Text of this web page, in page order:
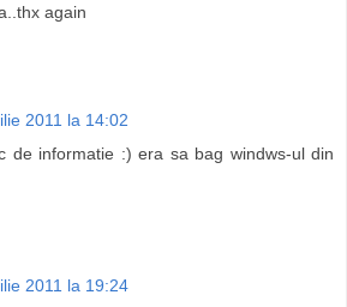
again
2011 la 14:02
de informatie :) era sa bag windws-ul din
2011 la 19:24